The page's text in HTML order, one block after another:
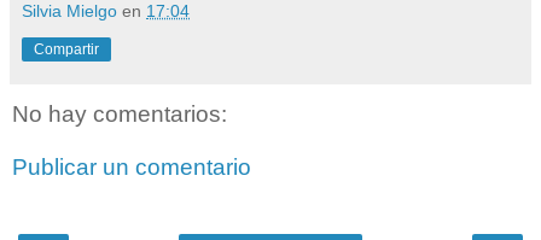
Silvia Mielgo en 17:04
Compartir
No hay comentarios:
Publicar un comentario